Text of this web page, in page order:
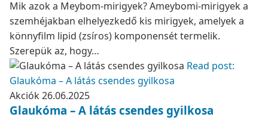
Mik azok a Meybom-mirigyek? Ameybomi-mirigyek a
szemhéjakban elhelyezkedő kis mirigyek, amelyek a
könnyfilm lipid (zsíros) komponensét termelik.
Szerepük az, hogy…
Read post:
Glaukóma – A látás csendes gyilkosa
Akciók26.06.2025
Glaukóma – A látás csendes gyilkosa